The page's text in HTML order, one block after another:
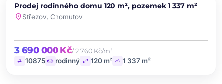
PRODEJ favorite
Prodej rodinného domu 120 m², pozemek 1 337 m²
location_onStřezov, Chomutov
3 690 000 Kč/ 2 760 Kč/m²
tag 10875 chair rodinný open_in_full 120 m² landscape 1 337 m²